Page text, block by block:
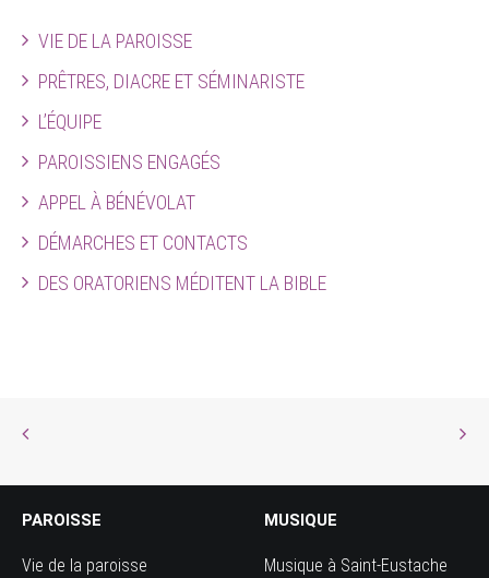
VIE DE LA PAROISSE
PRÊTRES, DIACRE ET SÉMINARISTE
L’ÉQUIPE
PAROISSIENS ENGAGÉS
APPEL À BÉNÉVOLAT
DÉMARCHES ET CONTACTS
DES ORATORIENS MÉDITENT LA BIBLE
PAROISSE
Vie de la paroisse
MUSIQUE
Musique à Saint-Eustache